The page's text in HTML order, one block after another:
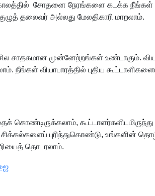
காலத்தில் சோதனை நேரங்களை கடக்க
தலைவர் அல்லது மேலதிகாரி மாறலாம்.
சாதகமான முன்னேற்றங்கள் உண்டாகும்.
நீங்கள் வியாபாரத்தில் புதிய
கொண்டிருக்கலாம்,
புரிந்துகொண்டு, உங்களின்
தொடரலாம்.